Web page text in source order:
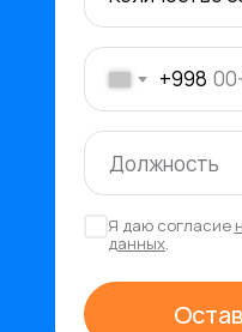
+998
Я даю согласие
данных.